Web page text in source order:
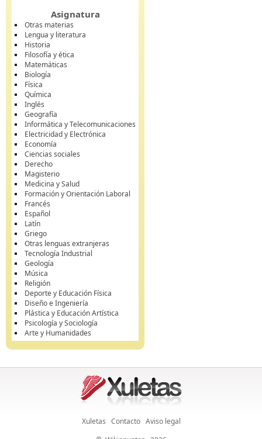
Asignatura
Otras materias
Lengua y literatura
Historia
Filosofía y ética
Matemáticas
Biología
Física
Química
Inglés
Geografía
Informática y Telecomunicaciones
Electricidad y Electrónica
Economía
Ciencias sociales
Derecho
Magisterio
Medicina y Salud
Formación y Orientación Laboral
Francés
Español
Latín
Griego
Otras lenguas extranjeras
Tecnología Industrial
Geología
Música
Religión
Deporte y Educación Física
Diseño e Ingeniería
Plástica y Educación Artística
Psicología y Sociología
Arte y Humanidades
Xuletas Contacto Aviso legal